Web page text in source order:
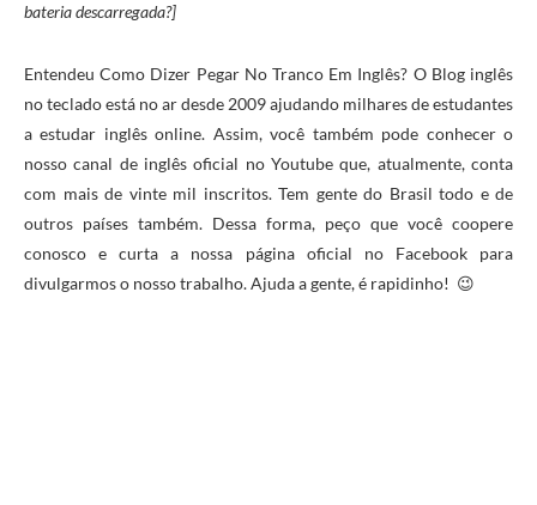
bateria descarregada?]
Entendeu Como Dizer Pegar No Tranco Em Inglês? O Blog inglês
no teclado está no ar desde 2009 ajudando milhares de estudantes
a estudar inglês online. Assim, você também pode conhecer o
nosso canal de inglês oficial no Youtube que, atualmente, conta
com mais de vinte mil inscritos. Tem gente do Brasil todo e de
outros países também. Dessa forma, peço que você coopere
conosco e curta a nossa página oficial no Facebook para
divulgarmos o nosso trabalho. Ajuda a gente, é rapidinho! 😉